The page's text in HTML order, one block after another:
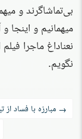
بی‌تماشاگرند و
میهمانیم و اینجا
نعناداغ ماجرا
نگویم.
راه‌بری
→ مبارزه با فساد از